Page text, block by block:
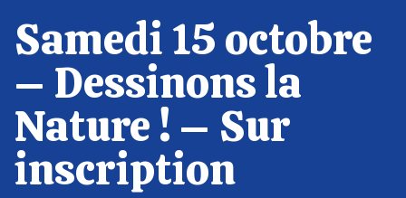
Samedi 15 octobre
– Dessinons la
Nature ! – Sur
inscription